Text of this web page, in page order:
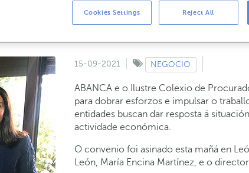
do ICO, SGR nacionais e
15-09-2021 NEGOCIO
ABANCA e o Ilustre Colexio de
para dobrar esforzos e impulsar o
entidades buscan dar resposta á
actividade económica.
O convenio foi asinado esta mañá en
León, María Encina Martínez, e o
Cookies Settings Reject All